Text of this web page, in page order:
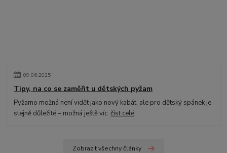
09.06.2025
Tipy, na co se zaměřit u dětských pyžam
Pyžamo možná není vidět jako nový kabát, ale pro dětský spánek je
stejně důležité – možná ještě víc.číst celé
Zobrazit všechny články